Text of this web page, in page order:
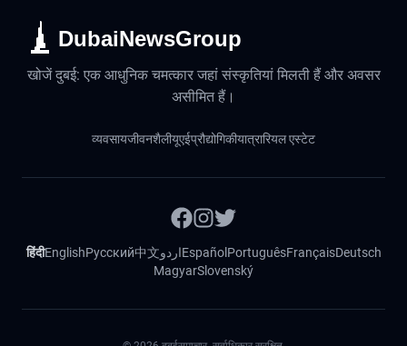
DubaiNewsGroup
खोजें दुबई: एक आधुनिक चमत्कार जहां संस्कृतियां मिलती हैं और अवसर
असीमित हैं।
व्यवसायजीवनशैलीयूएईप्रौद्योगिकीयात्रारियल एस्टेट
हिंदीEnglishРусский中文اردوEspañol PortuguêsFrançaisDeutsch
MagyarSlovenský